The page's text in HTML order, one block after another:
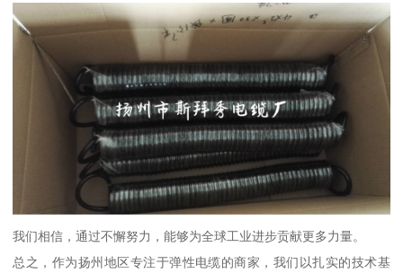
我们相信，通过不懈努力，能够为全球工业进步贡献更多力量。
总之，作为扬州地区专注于弹性电缆的商家，我们以扎实的技术基